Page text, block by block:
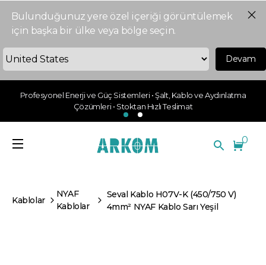
Bulunduğunuz yere özel içeriği görüntülemek
için başka bir ülke veya bölge seçin.
Devam
Profesyonel Enerji ve Güç Sistemleri • Şalt, Kablo ve Aydınlatma
Çözümleri • Stoktan Hızlı Teslimat
0
Kablolar
NYAF
Kablolar
Seval Kablo H07V-K (450/750 V)
4mm² NYAF Kablo Sarı Yeşil